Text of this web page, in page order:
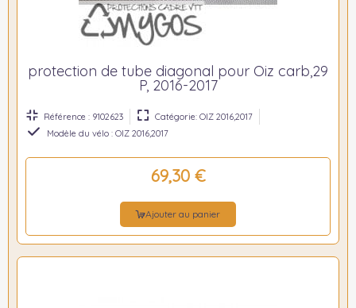
protection de tube diagonal pour Oiz carb,29
P, 2016-2017
Référence : 9102623
Catégorie: OIZ 2016,2017
Modèle du vélo : OIZ 2016,2017
69,30 €
Ajouter au panier